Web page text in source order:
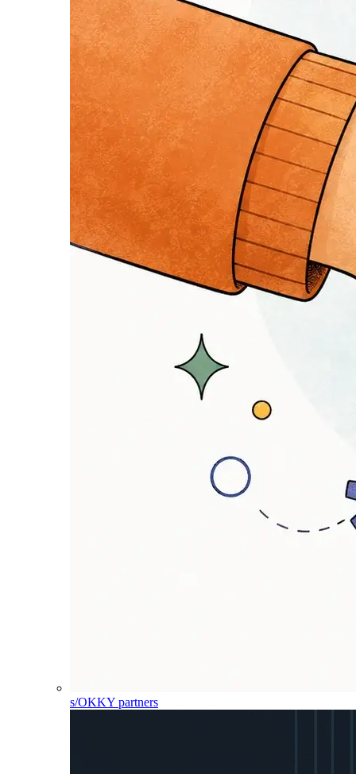
s/OKKY partners